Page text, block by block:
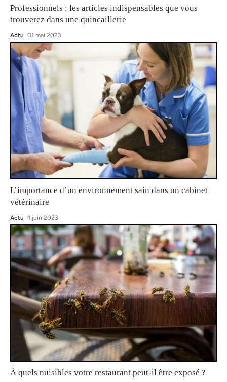
Professionnels : les articles indispensables que vous
trouverez dans une quincaillerie
Actu 31 mai 2023
L’importance d’un environnement sain dans un cabinet
vétérinaire
Actu 1 juin 2023
À quels nuisibles votre restaurant peut-il être exposé ?